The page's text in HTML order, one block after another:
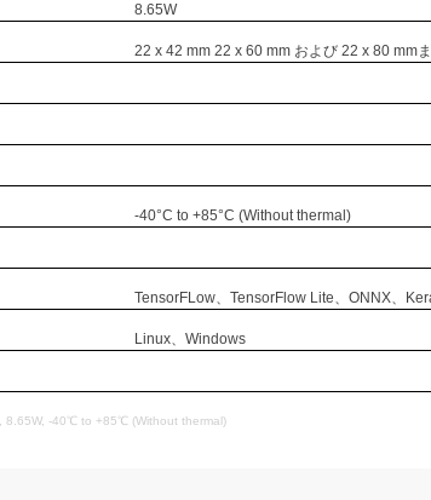
8.65W
22 x 42 mm 22 x 60 mm および 22 x 80 mm
-40°C to +85°C (Without thermal)
TensorFLow、TensorFlow Lite、ONNX、
Linux、Windows
8.65W, -40℃ to +85℃ (Without thermal)